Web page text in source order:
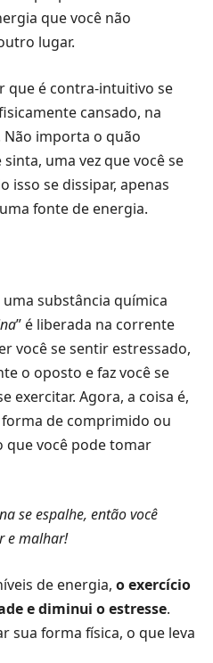
que você não
lugar.
que é contra-intuitivo se
cansado, na
Não importa o quão
uma vez que você se
isso se dissipar, apenas
fonte de energia.
substância química
” é liberada na corrente
você se sentir estressado,
o oposto e faz você se
exercitar. Agora, a coisa é,
de comprimido ou
que você pode tomar
se espalhe, então você
e malhar!
de energia, o exercício
e diminui o estresse.
sua forma física, o que leva